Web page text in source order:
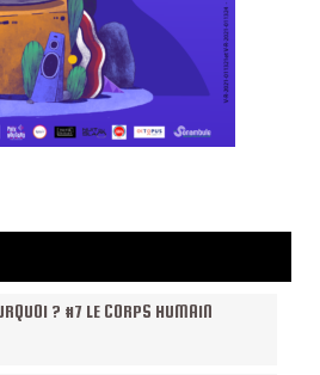
? #7 LE CORPS HUMAIN